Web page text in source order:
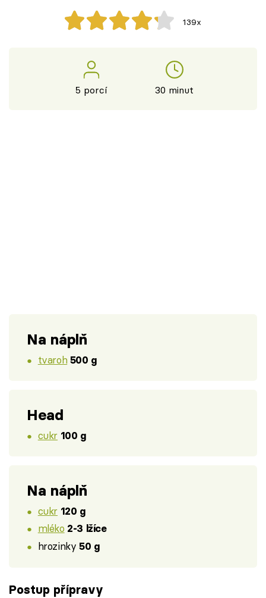
Speciál: Cuketa
Sledujte prima+
139x
5 porcí 30 minut
Na náplň
tvaroh 500 g
Head
cukr 100 g
Na náplň
cukr 120 g
mléko 2-3 lžíce
hrozinky 50 g
Postup přípravy